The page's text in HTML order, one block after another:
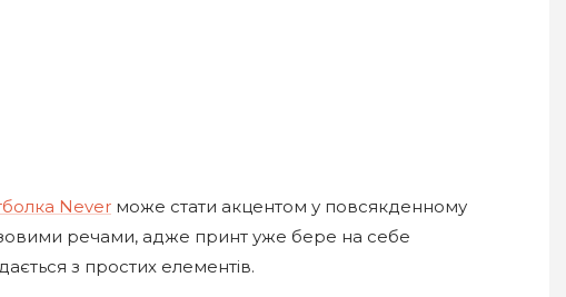
Never може стати акцентом у повсякденному
речами, адже принт уже бере на себе
з простих елементів.